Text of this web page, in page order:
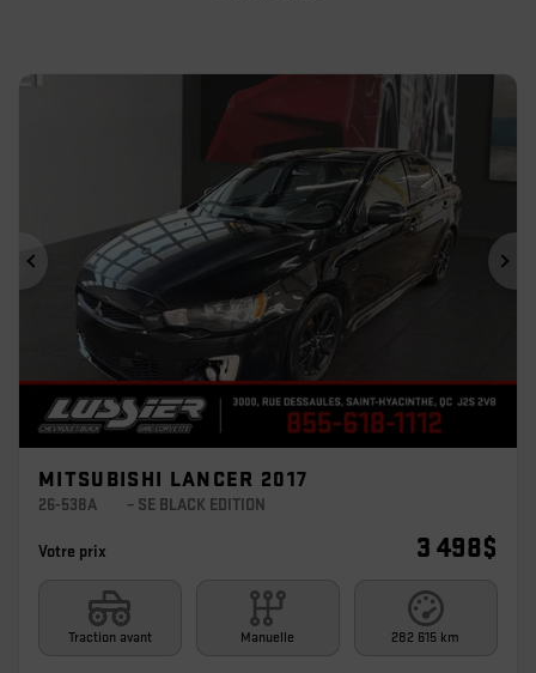
Précédent
MITSUBISHI LANCER 2017
26-538A – SE BLACK EDITION
Votre prix 3 498$
Traction avant Manuelle 282 615 km